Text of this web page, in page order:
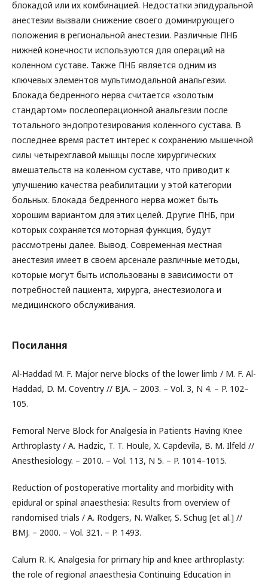
блокадой или их комбинацией. Недостатки эпидуральной
анестезии вызвали снижение своего доминирующего
положения в региональной анестезии. Различные ПНБ
нижней конечности используются для операций на
коленном суставе. Также ПНБ является одним из
ключевых элементов мультимодальной анальгезии.
Блокада бедренного нерва считается «золотым
стандартом» послеоперационной анальгезии после
тотального эндопротезирования коленного сустава. В
последнее время растет интерес к сохранению мышечной
силы четырехглавой мышцы после хирургических
вмешательств на коленном суставе, что приводит к
улучшению качества реабилитации у этой категории
больных. Блокада бедренного нерва может быть
хорошим вариантом для этих целей. Другие ПНБ, при
которых сохраняется моторная функция, будут
рассмотрены далее. Вывод. Современная местная
анестезия имеет в своем арсенале различные методы,
которые могут быть использованы в зависимости от
потребностей пациента, хирурга, анестезиолога и
медицинского обслуживания.
Посилання
Al-Haddad M. F. Major nerve blocks of the lower limb / M. F. Al-
Haddad, D. M. Coventry // BJA. – 2003. – Vol. 3, N 4. – P. 102–
105.
Femoral Nerve Block for Analgesia in Patients Having Knee
Arthroplasty / A. Hadzic, T. T. Houle, X. Capdevila, B. M. Ilfeld //
Anesthesiology. – 2010. – Vol. 113, N 5. – P. 1014–1015.
Reduction of postoperative mortality and morbidity with
epidural or spinal anaesthesia: Results from overview of
randomised trials / A. Rodgers, N. Walker, S. Schug [et al.] //
BMJ. – 2000. – Vol. 321. – P. 1493.
Calum R. K. Analgesia for primary hip and knee arthroplasty:
the role of regional anaesthesia Continuing Education in